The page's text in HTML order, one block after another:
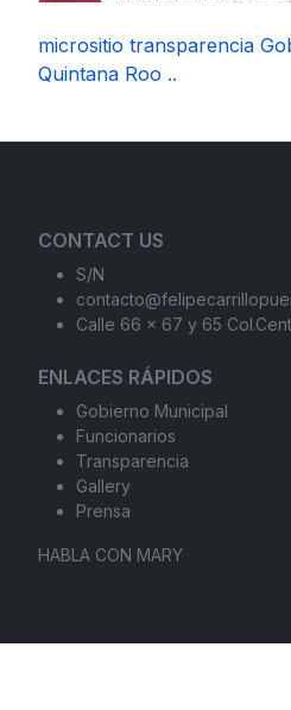
micrositio transparencia
Quintana Roo ..
CONTACT US
S/N
Calle 66 x 67 y 65
ENLACES RÁPIDOS
Gobierno Municipal
Funcionarios
Transparencia
Gallery
Prensa
HABLA CON MARY